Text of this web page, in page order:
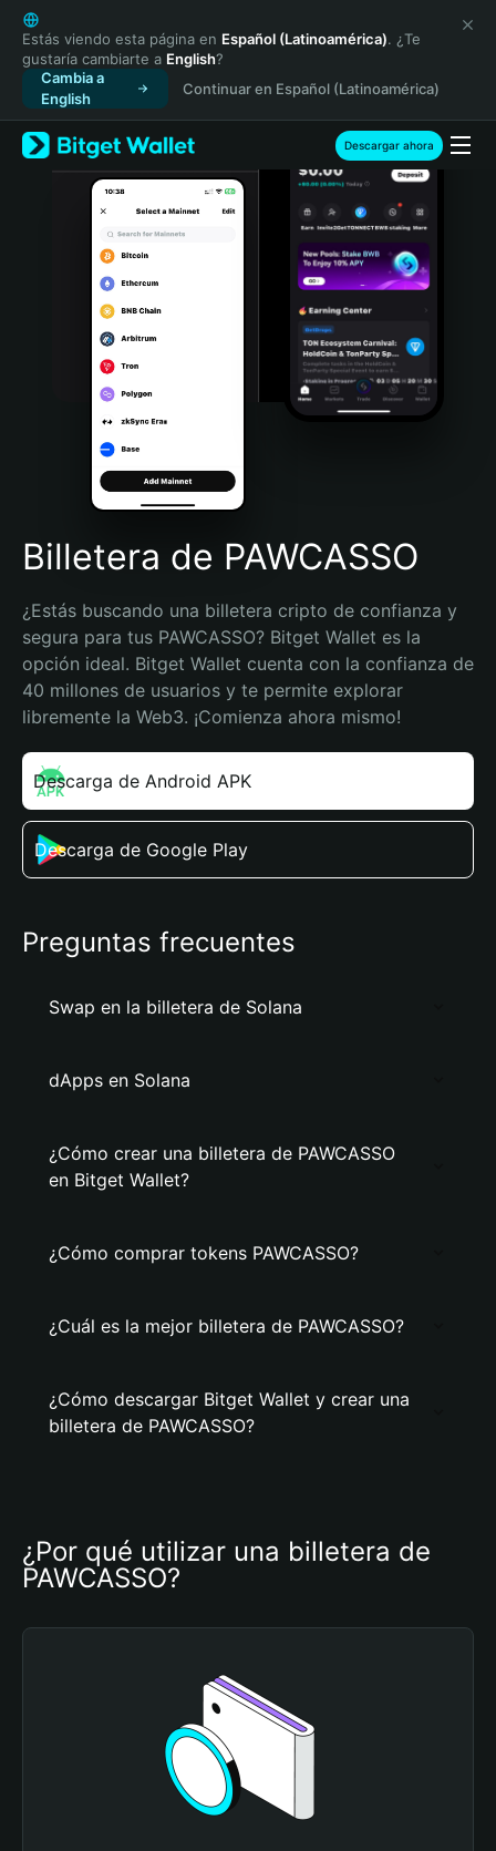
English
日本語
Tiếng Việt
Русский
Español (Latinoamérica)
Türkçe
Italiano
Português (Portugal)
Bahasa Indonesia
Português (Brasil)
Español (Argentina)
Estás viendo esta página en Español (Latinoamérica). ¿Te
gustaría cambiarte a English?
Cambia a
English
Continuar en Español (Latinoamérica)
Descargar ahora
Billetera de PAWCASSO
¿Estás buscando una billetera cripto de confianza y
segura para tus PAWCASSO? Bitget Wallet es la
opción ideal. Bitget Wallet cuenta con la confianza de
40 millones de usuarios y te permite explorar
libremente la Web3. ¡Comienza ahora mismo!
Descarga de Android APK
Descarga de Google Play
Preguntas frecuentes
Swap en la billetera de Solana
dApps en Solana
¿Cómo crear una billetera de PAWCASSO
en Bitget Wallet?
¿Cómo comprar tokens PAWCASSO?
¿Cuál es la mejor billetera de PAWCASSO?
¿Cómo descargar Bitget Wallet y crear una
billetera de PAWCASSO?
¿Por qué utilizar una billetera de
PAWCASSO?